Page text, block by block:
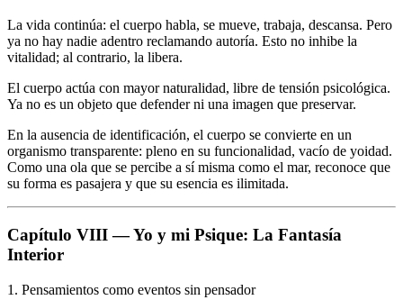
La vida continúa: el cuerpo habla, se mueve, trabaja, descansa. Pero
ya no hay nadie adentro reclamando autoría. Esto no inhibe la
vitalidad; al contrario, la libera.
El cuerpo actúa con mayor naturalidad, libre de tensión psicológica.
Ya no es un objeto que defender ni una imagen que preservar.
En la ausencia de identificación, el cuerpo se convierte en un
organismo transparente: pleno en su funcionalidad, vacío de yoidad.
Como una ola que se percibe a sí misma como el mar, reconoce que
su forma es pasajera y que su esencia es ilimitada.
Capítulo VIII — Yo y mi Psique: La Fantasía
Interior
1. Pensamientos como eventos sin pensador